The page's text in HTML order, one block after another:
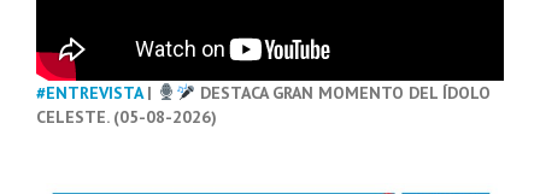
#ENTREVISTA|
DESTACA GRAN MOMENTO DEL ÍDOLO
CELESTE. (05-08-2026)